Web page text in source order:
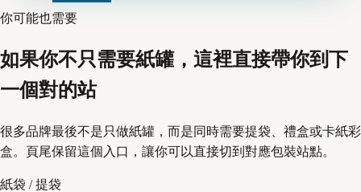
你可能也需要
如果你不只需要紙罐，這裡直接帶你到下
一個對的站
很多品牌最後不是只做紙罐，而是同時需要提袋、禮盒或卡紙彩
盒。頁尾保留這個入口，讓你可以直接切到對應包裝站點。
紙袋 / 提袋